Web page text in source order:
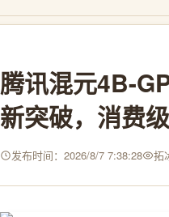
腾讯混元4B-
新突破，消费
发布时间：2026/8/7 7:38:28 拓